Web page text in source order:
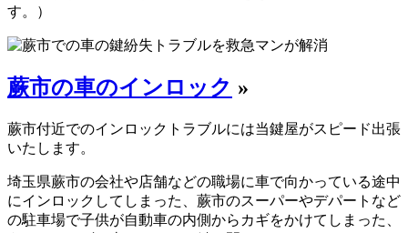
す。）
蕨市の車のインロック »
蕨市付近でのインロックトラブルには当鍵屋がスピード出張
いたします。
埼玉県蕨市の会社や店舗などの職場に車で向かっている途中
にインロックしてしまった、蕨市のスーパーやデパートなど
の駐車場で子供が自動車の内側からカギをかけてしまった、